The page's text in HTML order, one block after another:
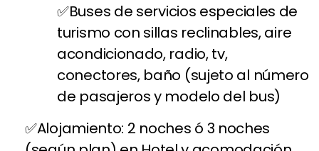
Buses de servicios especiales de
turismo con sillas reclinables, aire
acondicionado, radio, tv,
conectores, baño (sujeto al número
de pasajeros y modelo del bus)
Alojamiento: 2 noches ó 3 noches